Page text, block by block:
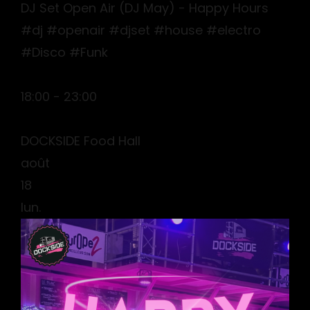
DJ Set Open Air (DJ May) - Happy Hours
#dj #openair #djset #house #electro
#Disco #Funk
18:00 - 23:00
DOCKSIDE Food Hall
août
18
lun.